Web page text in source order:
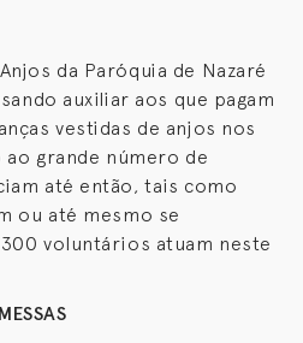
da Paróquia de Nazaré
auxiliar aos que pagam
vestidas de anjos nos
grande número de
até então, tais como
ou até mesmo se
300 voluntários atuam neste